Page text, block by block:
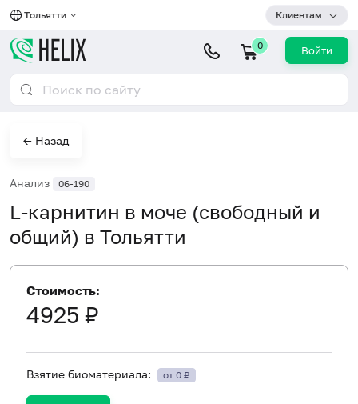
Тольятти Клиентам
0 Войти
← Назад
Анализ 06-190
L-карнитин в моче (свободный и
общий) в Тольятти
Стоимость:
4925 ₽
Взятие биоматериала: от 0 ₽